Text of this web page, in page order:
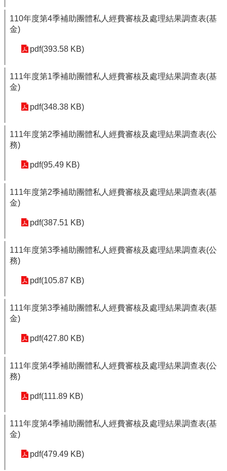
110年度第4季補助團體私人經費審核及處理結果調查表(基
金)
pdf(393.58 KB)
111年度第1季補助團體私人經費審核及處理結果調查表(基
金)
pdf(348.38 KB)
111年度第2季補助團體私人經費審核及處理結果調查表(公
務)
pdf(95.49 KB)
111年度第2季補助團體私人經費審核及處理結果調查表(基
金)
pdf(387.51 KB)
111年度第3季補助團體私人經費審核及處理結果調查表(公
務)
pdf(105.87 KB)
111年度第3季補助團體私人經費審核及處理結果調查表(基
金)
pdf(427.80 KB)
111年度第4季補助團體私人經費審核及處理結果調查表(公
務)
pdf(111.89 KB)
111年度第4季補助團體私人經費審核及處理結果調查表(基
金)
pdf(479.49 KB)